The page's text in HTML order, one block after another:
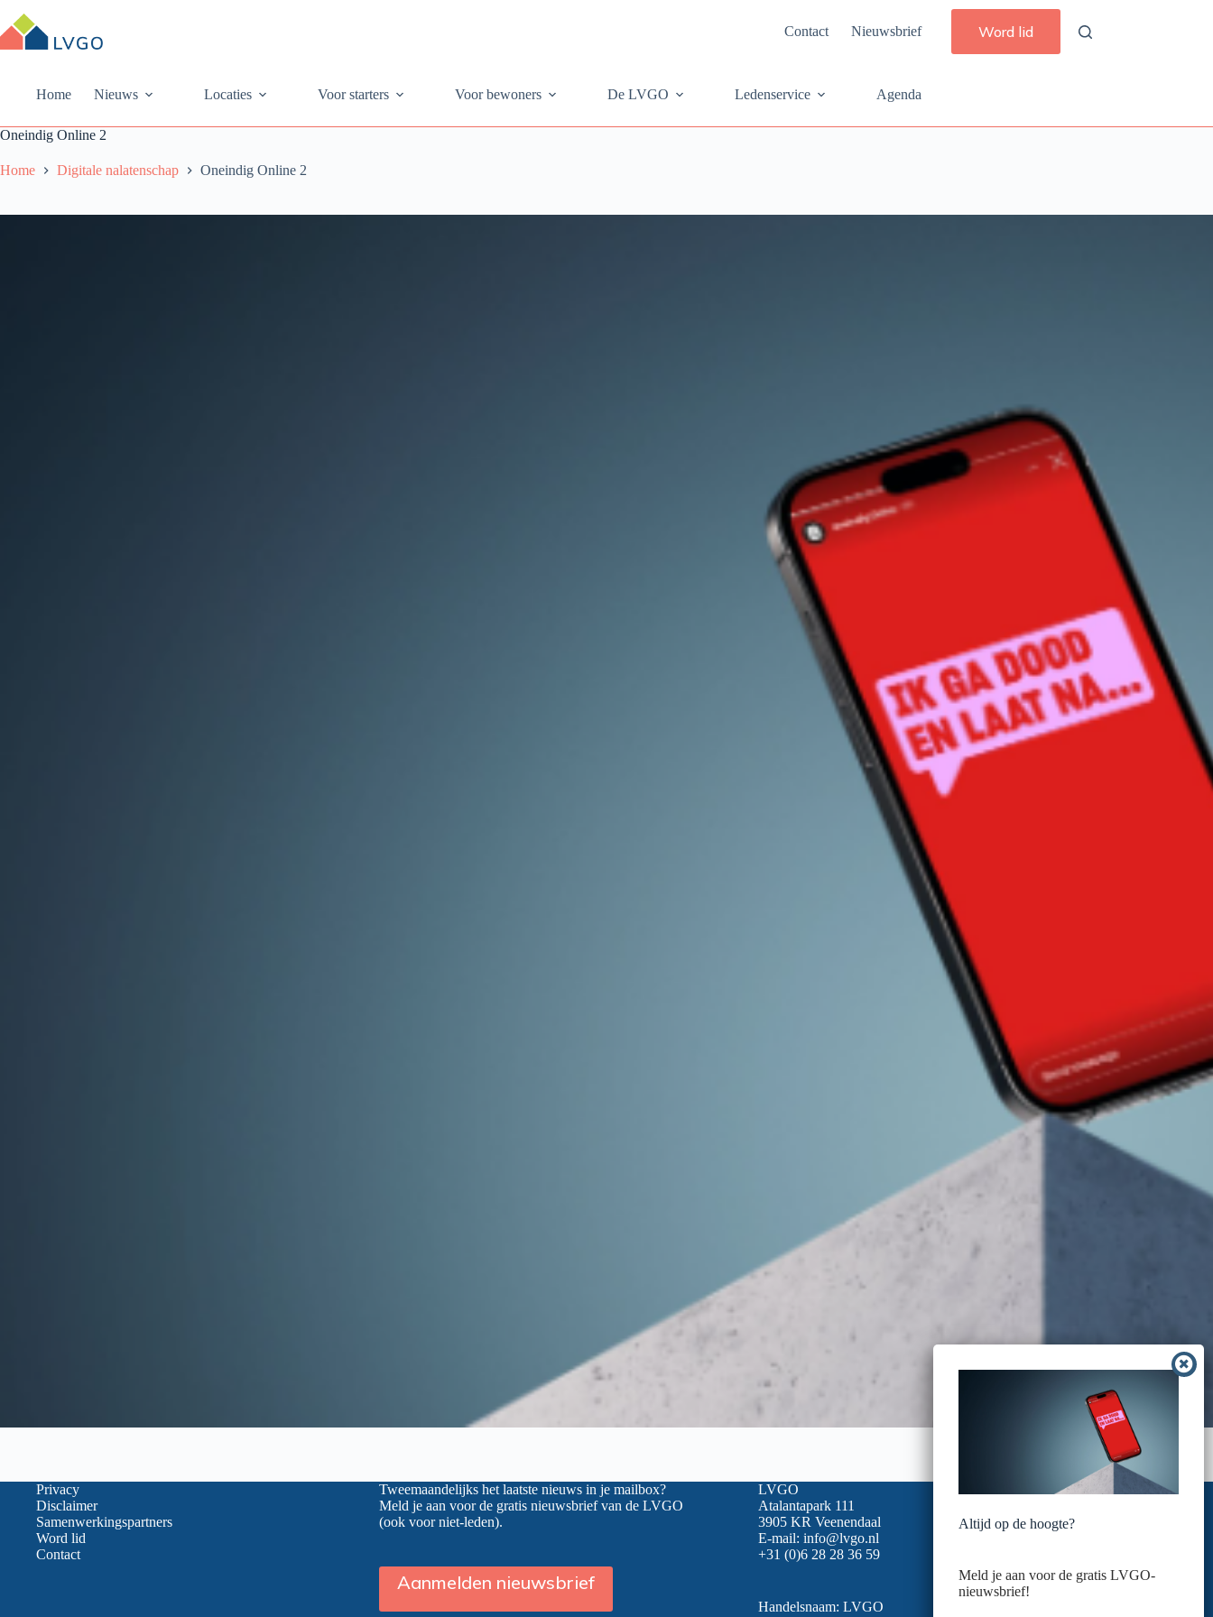
naar
de
Contact Nieuwsbrief Word lid
Home Nieuws Locaties Voor starters Voor bewoners De LVGO Ledenservice Agenda
Oneindig Online 2
Home Digitale nalatenschap Oneindig Online 2
Privacy
Disclaimer
Samenwerkingspartners
Word lid
Contact
Tweemaandelijks het laatste nieuws in je mailbox?
Meld je aan voor de gratis nieuwsbrief van de LVGO
(ook voor niet-leden).
Aanmelden nieuwsbrief
LVGO
Atalantapark 111
3905 KR Veenendaal
E-mail: info@lvgo.nl
+31 (0)6 28 28 36 59
Handelsnaam: LVGO
Altijd op de hoogte?
Meld je aan voor de gratis LVGO-
nieuwsbrief!